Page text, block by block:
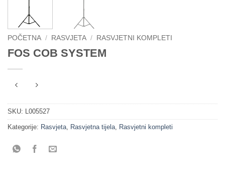
POČETNA / RASVJETA / RASVJETNI KOMPLETI
FOS COB SYSTEM
SKU: L005527
Kategorije: Rasvjeta Rasvjetna tijela Rasvjetni kompleti